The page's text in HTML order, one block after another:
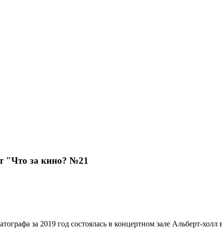
"Что за кино? №21
за 2019 год состоялась в концертном зале Альберт-